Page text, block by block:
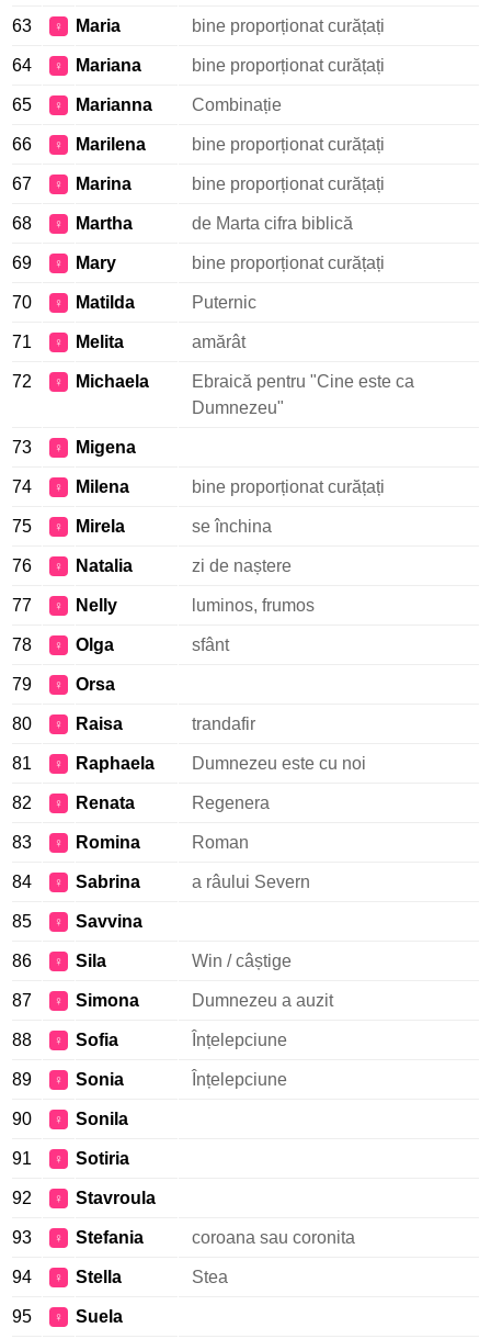
63 ♀ Maria bine proporționat curățați
64 ♀ Mariana bine proporționat curățați
65 ♀ Marianna Combinație
66 ♀ Marilena bine proporționat curățați
67 ♀ Marina bine proporționat curățați
68 ♀ Martha de Marta cifra biblică
69 ♀ Mary bine proporționat curățați
70 ♀ Matilda Puternic
71 ♀ Melita amărât
72 ♀ Michaela
Ebraică pentru "Cine este ca
Dumnezeu"
73 ♀ Migena
74 ♀ Milena bine proporționat curățați
75 ♀ Mirela se închina
76 ♀ Natalia zi de naștere
77 ♀ Nelly luminos, frumos
78 ♀ Olga sfânt
79 ♀ Orsa
80 ♀ Raisa trandafir
81 ♀ Raphaela Dumnezeu este cu noi
82 ♀ Renata Regenera
83 ♀ Romina Roman
84 ♀ Sabrina a râului Severn
85 ♀ Savvina
86 ♀ Sila Win / câștige
87 ♀ Simona Dumnezeu a auzit
88 ♀ Sofia Înțelepciune
89 ♀ Sonia Înțelepciune
90 ♀ Sonila
91 ♀ Sotiria
92 ♀ Stavroula
93 ♀ Stefania coroana sau coronita
94 ♀ Stella Stea
95 ♀ Suela